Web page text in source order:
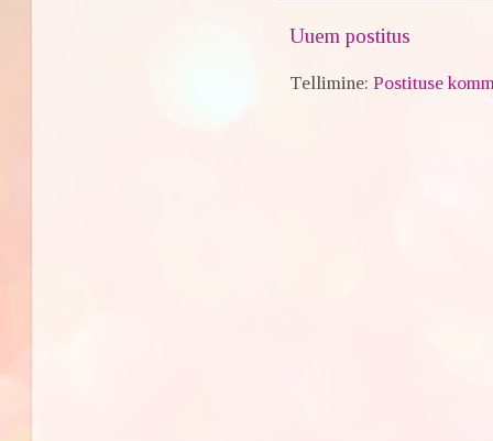
Uuem postitus
Tellimine:Postituse